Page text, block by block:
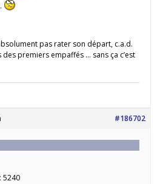
pas rater son départ, c.a.d.
premiers empaffés … sans ça c’est
#186702
5240